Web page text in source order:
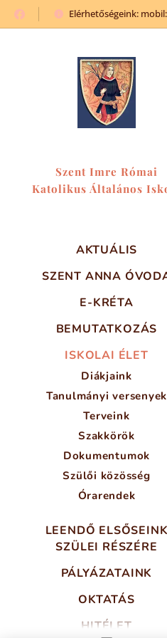
Elérhetőségeink:
Szent Imre Római
Katolikus Általános
AKTUÁLIS
SZENT ANNA
E-KRÉTA
BEMUTATKOZÁS
ISKOLAI ÉLET
Diákjaink
Tanulmányi versenyek
Terveink
Szakkörök
Dokumentumok
Szülői közösség
Órarendek
LEENDŐ ELSŐSEINK
SZÜLEI RÉSZÉRE
PÁLYÁZATAINK
OKTATÁS
HITÉLET